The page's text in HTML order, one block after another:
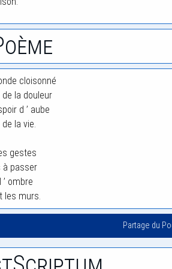
cloisonné
de la douleur
d ’ aube
la vie.
gestes
à passer
ombre
les murs.
Partage du